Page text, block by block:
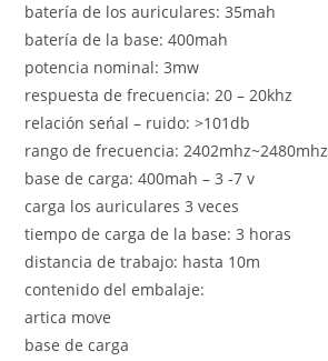
batería de los auriculares: 35mah
batería de la base: 400mah
potencia nominal: 3mw
respuesta de frecuencia: 20 – 20khz
relación seńal – ruido: >101db
rango de frecuencia: 2402mhz~2480mhz
base de carga: 400mah – 3 -7 v
carga los auriculares 3 veces
tiempo de carga de la base: 3 horas
distancia de trabajo: hasta 10m
contenido del embalaje:
artica move
base de carga